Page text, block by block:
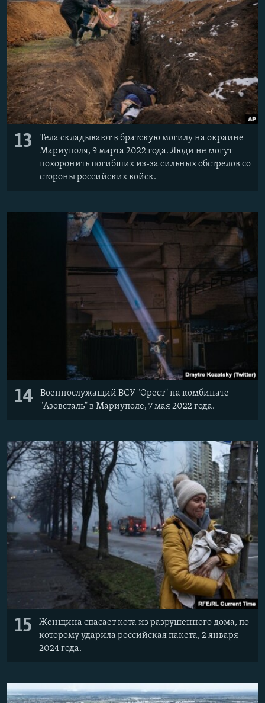
13
Тела складывают в братскую могилу на окраине
Мариуполя, 9 марта 2022 года. Люди не могут
похоронить погибших из-за сильных обстрелов со
стороны российских войск.
14
Военнослужащий ВСУ "Орест" на комбинате
"Азовсталь" в Мариуполе, 7 мая 2022 года.
15
Женщина спасает кота из разрушенного дома, по
которому ударила российская пакета, 2 января
2024 года.